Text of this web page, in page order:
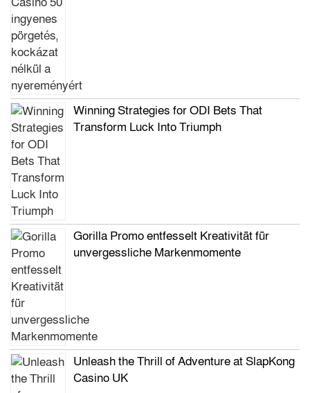
Winning Strategies for ODI Bets That
Transform Luck Into Triumph
Gorilla Promo entfesselt Kreativität für
unvergessliche Markenmomente
Unleash the Thrill of Adventure at SlapKong
Casino UK